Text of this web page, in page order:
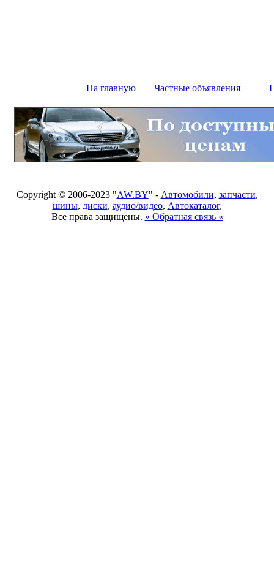
На главную Частные объявления
Copyright © 2006-2023 "AW.BY" - Автомобили, запчасти,
шины, диски, аудио/видео, Автокаталог,
Все права защищены. » Обратная связь «